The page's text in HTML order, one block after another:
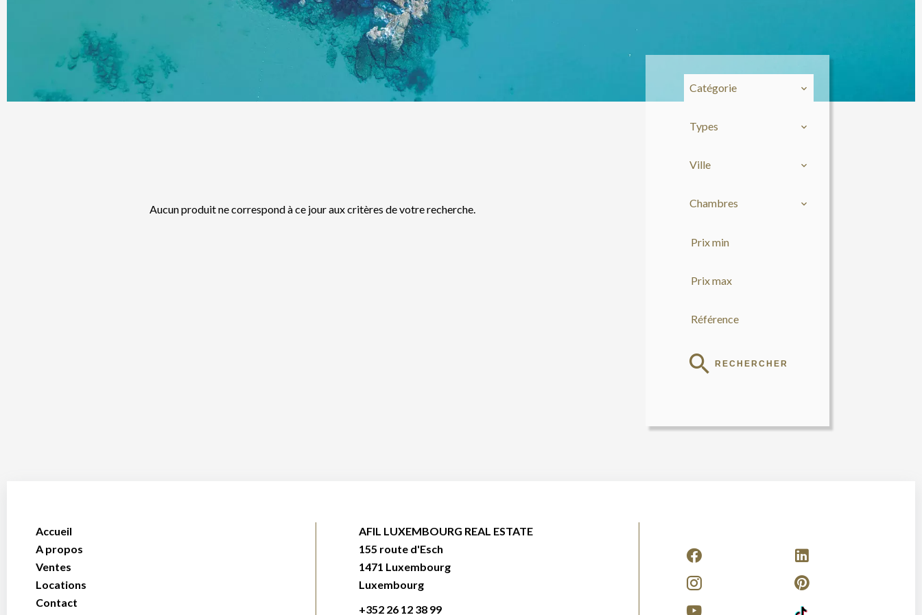
Aucun produit ne correspond à ce jour aux critères de votre recherche.
Catégorie
Types
Ville
Chambres
RECHERCHER
Accueil
A propos
Ventes
Locations
Contact
AFIL LUXEMBOURG REAL ESTATE
155 route d'Esch
1471 Luxembourg
Luxembourg
+352 26 12 38 99